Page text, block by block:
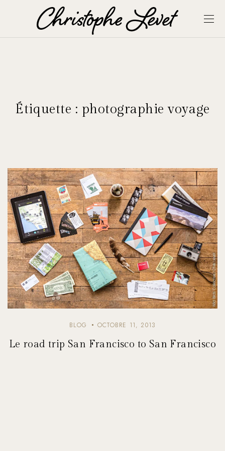
Étiquette : photographie voyage
BLOG OCTOBRE 11, 2013
Le road trip San Francisco to San Francisco